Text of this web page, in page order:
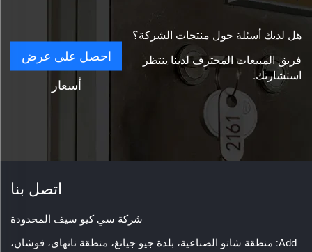
هل لديك أسئلة حول منتجات الشركة؟
فريق المبيعات المحترف لدينا ينتظر
استشارتك.
احصل على عرض
أسعار
اتصل بنا
شركة سي كيو سيف المحدودة
Add: منطقة شاتو الصناعية، بلدة جيو جيانغ، منطقة نانهاي، فوشان،